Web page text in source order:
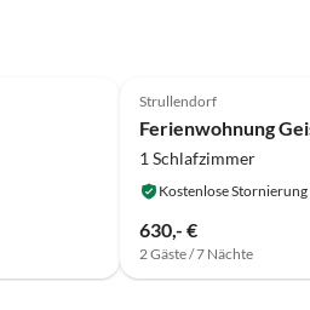
Strullendorf
Ferienwohnung
1 Schlafzimmer
Kostenlose Stornierung
630,- €
2 Gäste / 7 Nächte